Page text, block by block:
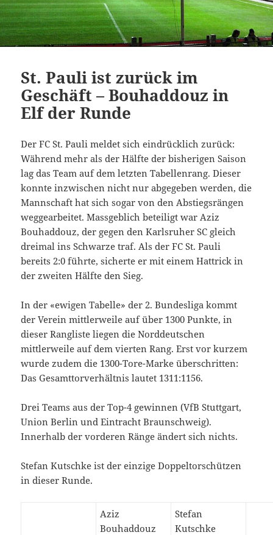
St. Pauli ist zurück im
Geschäft – Bouhaddouz in
Elf der Runde
Der FC St. Pauli meldet sich eindrücklich zurück:
Während mehr als der Hälfte der bisherigen Saison
lag das Team auf dem letzten Tabellenrang. Dieser
konnte inzwischen nicht nur abgegeben werden, die
Mannschaft hat sich sogar von den Abstiegsrängen
weggearbeitet. Massgeblich beteiligt war Aziz
Bouhaddouz, der gegen den Karlsruher SC gleich
dreimal ins Schwarze traf. Als der FC St. Pauli
bereits 2:0 führte, sicherte er mit einem Hattrick in
der zweiten Hälfte den Sieg.
In der «ewigen Tabelle» der 2. Bundesliga kommt
der Verein mittlerweile auf über 1300 Punkte, in
dieser Rangliste liegen die Norddeutschen
mittlerweile auf dem vierten Rang. Erst vor kurzem
wurde zudem die 1300-Tore-Marke überschritten:
Das Gesamttorverhältnis lautet 1311:1156.
Drei Teams aus der Top-4 gewinnen (VfB Stuttgart,
Union Berlin und Eintracht Braunschweig).
Innerhalb der vorderen Ränge ändert sich nichts.
Stefan Kutschke ist der einzige Doppeltorschützen
in dieser Runde.
Aziz
Bouhaddouz
Stefan
Kutschke